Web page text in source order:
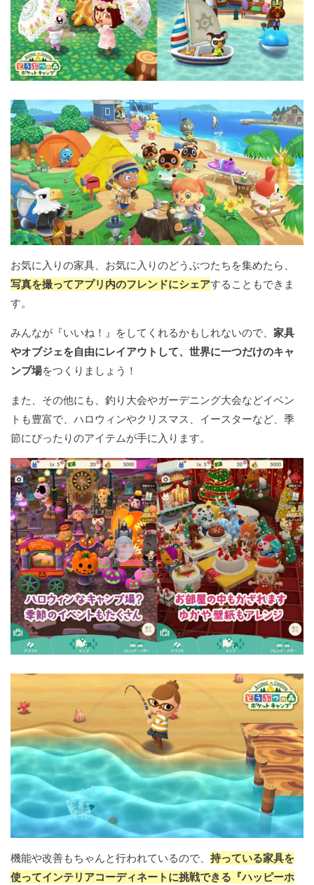
お気に入りの家具、お気に入りのどうぶつたちを集めたら、
写真を撮ってアプリ内のフレンドにシェアすることもできま
す。
みんなが『いいね！』をしてくれるかもしれないので、 家具
やオブジェを自由にレイアウトして、世界に一つだけのキャ
ンプ場をつくりましょう！
また、その他にも、釣り大会やガーデニング大会などイベン
トも豊富で、ハロウィンやクリスマス、イースターなど、季
節にぴったりのアイテムが手に入ります。
機能や改善もちゃんと行われているので、 持っている家具を
使ってインテリアコーディネートに挑戦できる『ハッピーホ